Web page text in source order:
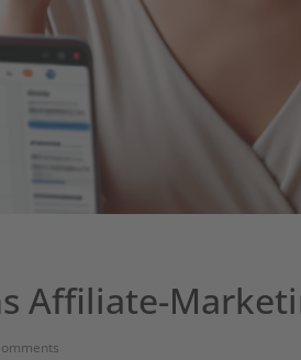
Affiliate-